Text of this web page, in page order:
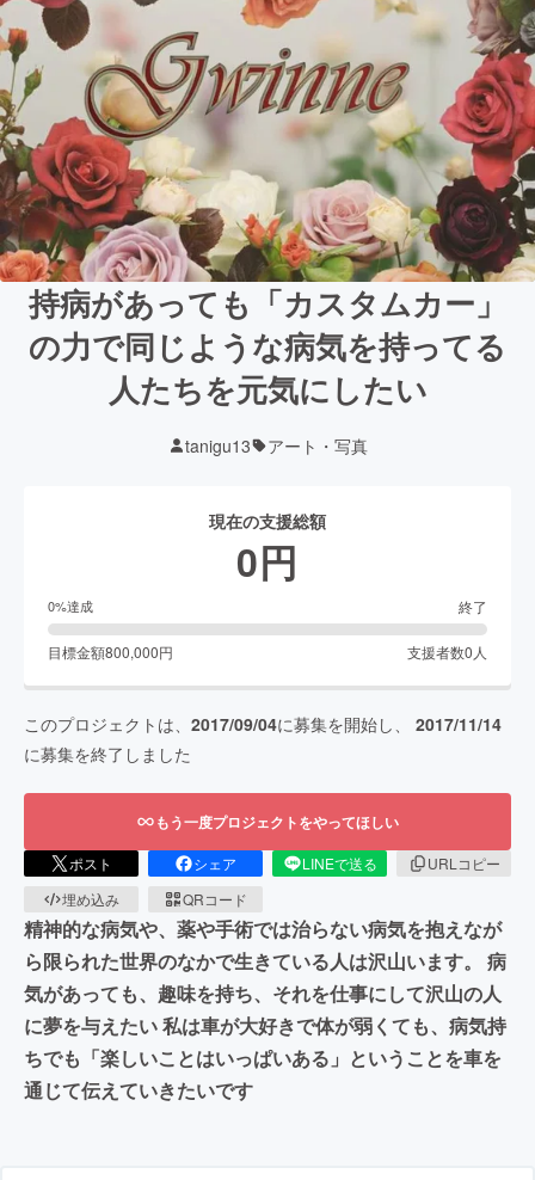
持病があっても「カスタムカー」
の力で同じような病気を持ってる
人たちを元気にしたい
tanigu13 アート・写真
現在の支援総額
0円
0%達成 終了
目標金額800,000円 支援者数0 人
このプロジェクトは、 2017/09/04に募集を開始し、 2017/11/14
に募集を終了しました
もう一度プロジェクトをやってほしい
ポスト シェア LINEで送る
URLコピー
埋め込み
QRコード
精神的な病気や、薬や手術では治らない病気を抱えなが
ら限られた世界のなかで生きている人は沢山います。 病
気があっても、趣味を持ち、それを仕事にして沢山の人
に夢を与えたい 私は車が大好きで体が弱くても、病気持
ちでも「楽しいことはいっぱいある」ということを車を
通じて伝えていきたいです